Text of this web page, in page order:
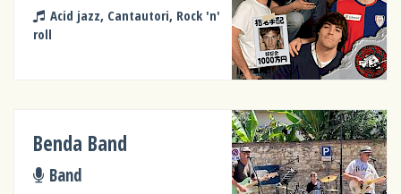
Acid jazz, Cantautori, Rock 'n'
roll
Benda Band
Band